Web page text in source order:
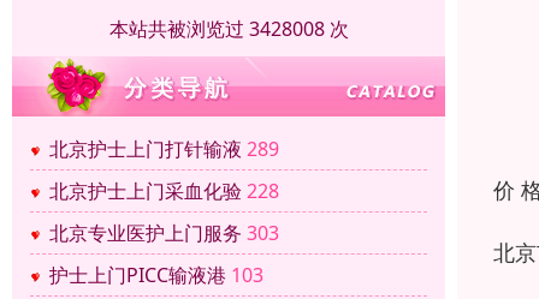
本站共被浏览过 3428008 次
北京护士上门打针输液 289
北京护士上门采血化验228
北京专业医护上门服务 303
护士上门PICC输液港 103
价
北